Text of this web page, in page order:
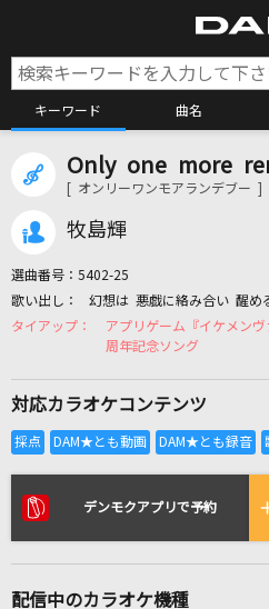
キーワード 曲名
カラオ
カラオケリ
全国り
リアルタイムで歌わ
アスノヨゾラ哨戒班
ユニバーサル・バニー
Only one more
[ オンリーワンモアランデブー ]
牧島輝
選曲番号： 5402-25
幻想は 悪戯に絡み合い 醒め
アプリゲーム『イケメン
周年記念ソング
対応カラオケコンテンツ
デンモクアプリで予約
配信中のカラオケ機種